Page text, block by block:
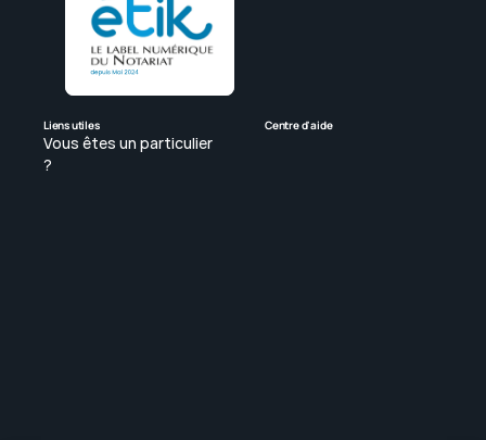
Liens utiles
Vous êtes un particulier
?
Centre d'aide